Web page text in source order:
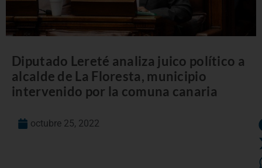
Diputado Lereté analiza juico político a
alcalde de La Floresta, municipio
intervenido por la comuna canaria
octubre 25, 2022